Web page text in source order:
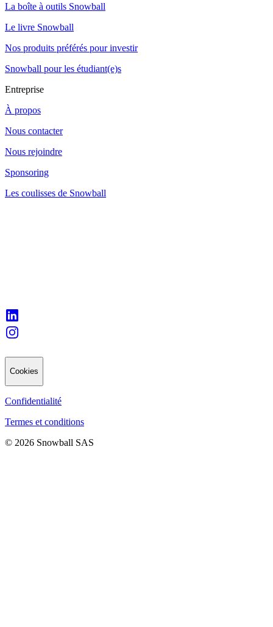
La boîte à outils Snowball
Le livre Snowball
Nos produits préférés pour investir
Snowball pour les étudiant(e)s
Entreprise
À propos
Nous contacter
Nous rejoindre
Sponsoring
Les coulisses de Snowball
Cookies
Confidentialité
Termes et conditions
© 2026 Snowball SAS